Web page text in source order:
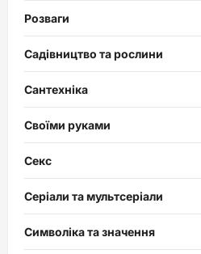
Розваги
Садівництво та рослини
Сантехніка
Своїми руками
Секс
Серіали та мультсеріали
Символіка та значення